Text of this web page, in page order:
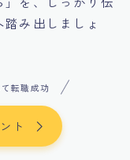
み出しましょ
転職成功
ト